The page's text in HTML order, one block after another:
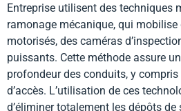
Entreprise utilisent des techniques
ramonage mécanique, qui
motorisés, des caméras
puissants. Cette méthode assure
profondeur des conduits, y
d’accès. L’utilisation de ces
d’éliminer totalement les dépôts de